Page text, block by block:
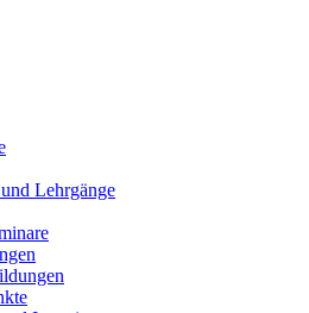
Lehrgänge